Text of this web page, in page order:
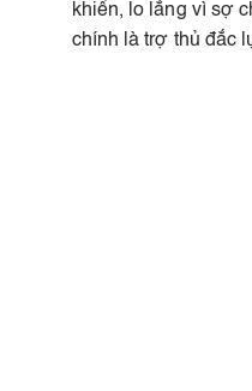
khiển, lo lắng vì sợ
chính là trợ thủ đắc